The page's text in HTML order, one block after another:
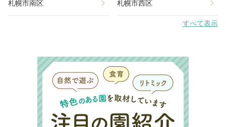
札幌市南区 chevron_right 札幌市西区 chevron_right
すべて表示